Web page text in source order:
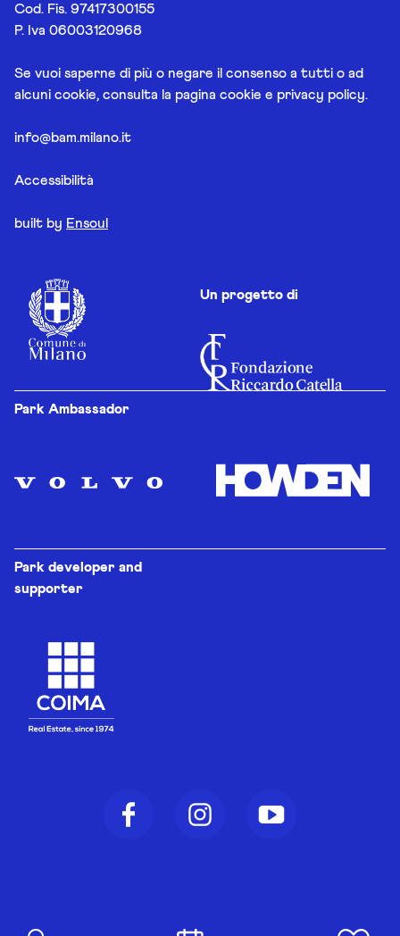
Cod. Fis. 97417300155
P. Iva 06003120968
Se vuoi saperne di più o negare il consenso a tutti o ad
alcuni cookie, consulta la pagina cookie e privacy policy.
info@bam.milano.it
Accessibilità
built by Ensoul
Un progetto di
Park Ambassador
Park developer and
supporter